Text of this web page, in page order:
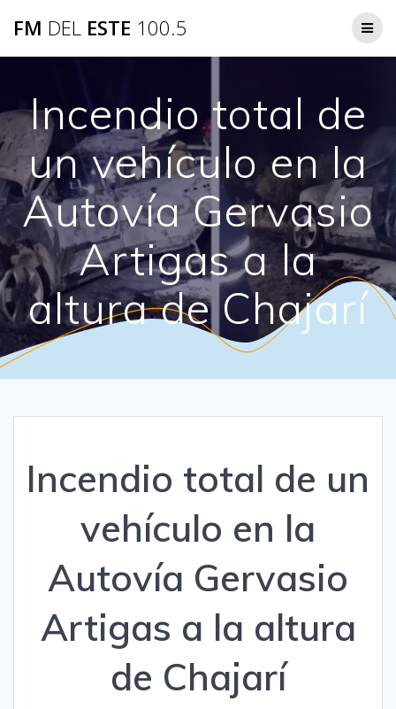
FM DEL ESTE 100.5
Incendio total de
un vehículo en la
Autovía Gervasio
Artigas a la
altura de Chajarí
Incendio total de un
vehículo en la
Autovía Gervasio
Artigas a la altura
de Chajarí